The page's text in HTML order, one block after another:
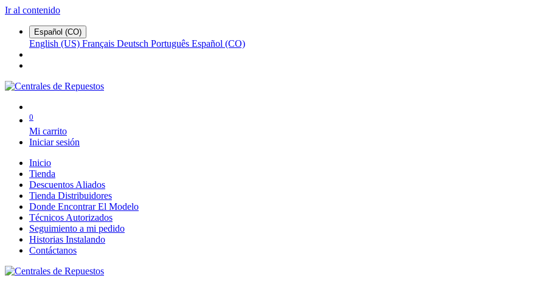
Ir al contenido
Español (CO)
English (US) Français Deutsch Português Español (CO)
0
Mi carrito
Iniciar sesión
Inicio
Tienda
Descuentos Aliados
Tienda Distribuidores
Donde Encontrar El Modelo
Técnicos Autorizados
Seguimiento a mi pedido
Historias Instalando
Contáctanos